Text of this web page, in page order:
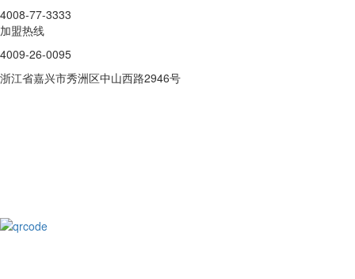
4008-77-3333
加盟热线
4009-26-0095
浙江省嘉兴市秀洲区中山西路2946号